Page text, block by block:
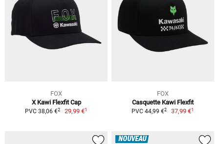
FOX
X Kawi Flexfit Cap
PVC 38,06 €2 29,99 €1
FOX
Casquette Kawi Flexfit
PVC 44,99 €2 37,99 €1
NOUVEAU